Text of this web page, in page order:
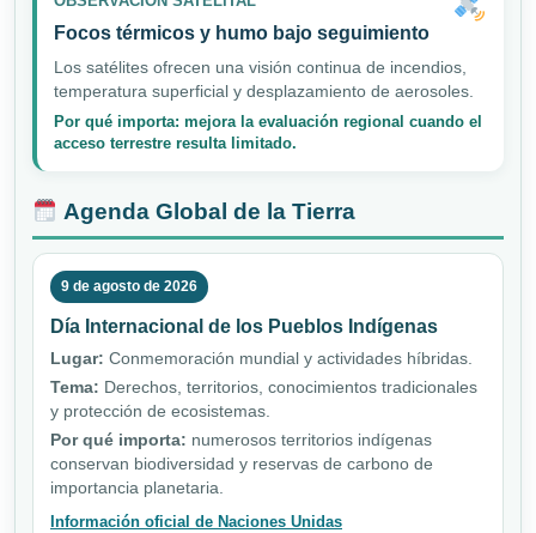
Focos térmicos y humo bajo seguimiento
Los satélites ofrecen una visión continua de incendios,
temperatura superficial y desplazamiento de aerosoles.
Por qué importa: mejora la evaluación regional cuando el
acceso terrestre resulta limitado.
Agenda Global de la Tierra
9 de agosto de 2026
Día Internacional de los Pueblos Indígenas
Lugar: Conmemoración mundial y actividades híbridas.
Tema: Derechos, territorios, conocimientos tradicionales
y protección de ecosistemas.
Por qué importa: numerosos territorios indígenas
conservan biodiversidad y reservas de carbono de
importancia planetaria.
Información oficial de Naciones Unidas